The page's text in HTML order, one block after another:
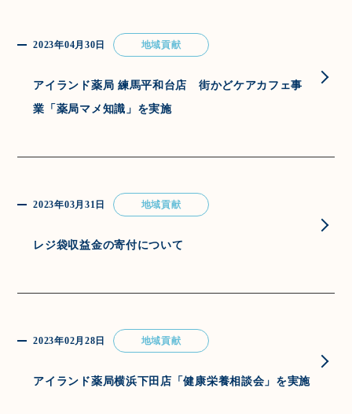
2023年04月30日 地域貢献
アイランド薬局 練馬平和台店 街かどケアカフェ事
業「薬局マメ知識」を実施
2023年03月31日 地域貢献
レジ袋収益金の寄付について
2023年02月28日 地域貢献
アイランド薬局横浜下田店「健康栄養相談会」を実施